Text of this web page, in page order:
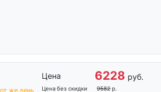
же день
Цена 6228 руб.
Цена без скидки 9582 р.